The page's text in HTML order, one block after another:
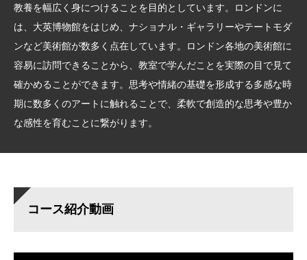
教養を幅広く身につけることを目的としています。ロンドンに
は、大英博物館をはじめ、ナショナル・ギャラリーやテートモダ
ンなど美術館が数多く点在しています。ロンドン各地の美術館に
容易に訪問できることから、教室で学んだことを実際の目で見て
確かめることができます。思考や情緒の基礎を形成する多感な時
期に数多くのアートに触れることで、柔軟で創造的な思考や豊か
な感性を育むことに繋がります。
コース紹介動画